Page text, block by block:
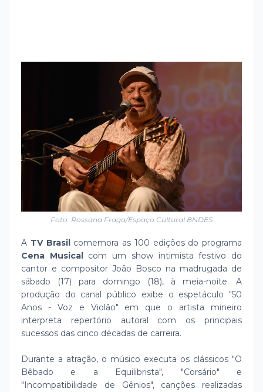
Foto: Rossana Fraga/Espaço Cultural BNDES
A TV Brasilcomemora as 100 edições do programa
Cena Musicalcom um show intimista festivo do
cantor e compositor João Bosco na madrugada de
sábado (17) para domingo (18), à meia-noite. A
produção do canal público exibe o espetáculo "50
Anos - Voz e Violão" em que o artista mineiro
interpreta repertório autoral com os principais
sucessos das cinco décadas de carreira.
Durante a atração, o músico executa os clássicos "O
Bêbado e a Equilibrista", "Corsário" e
"Incompatibilidade de Gênios", canções realizadas